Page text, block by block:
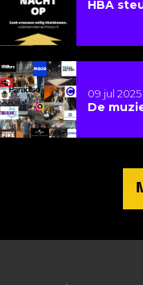
HBA
De
09 jul 2025
Lees meer over De